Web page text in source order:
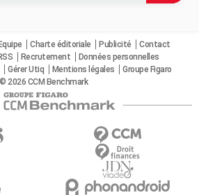
Equipe Charte éditoriale Publicité
Contact
Recrutement
Données personnelles
Gérer Utiq Mentions légales
Groupe Figaro
© 2026 CCM Benchmark